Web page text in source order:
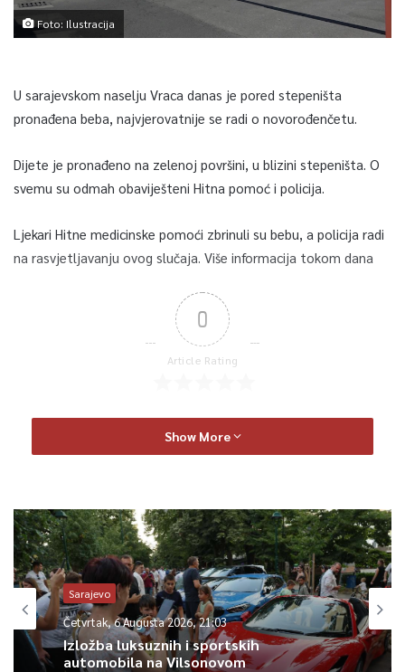
Foto: Ilustracija
U sarajevskom naselju Vraca danas je pored stepeništa
pronađena beba, najvjerovatnije se radi o novorođenčetu.
Dijete je pronađeno na zelenoj površini, u blizini stepeništa. O
svemu su odmah obaviješteni Hitna pomoć i policija.
Ljekari Hitne medicinske pomoći zbrinuli su bebu, a policija radi
na rasvjetljavanju ovog slučaja. Više informacija tokom dana
0
Article Rating
Show More
Sarajevo
Četvrtak, 6 Augusta 2026, 21:03
Izložba luksuznih i sportskih
automobila na Vilsonovom